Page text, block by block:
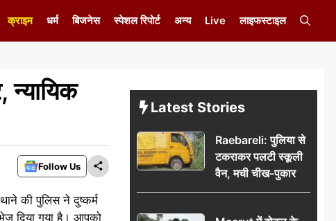
क्राइम धर्म बिजनेस स्पेशल रिपोर्ट अन्य Live लाइफस्टाइल
न्यायिक
Follow Us
की पुलिस ने दुष्कर्म
दिया गया है। आपको
Latest Stories
Raebareli: पुलिया से
टकराकर पलटी स्कूली
वैन, मची चीख-पुकार